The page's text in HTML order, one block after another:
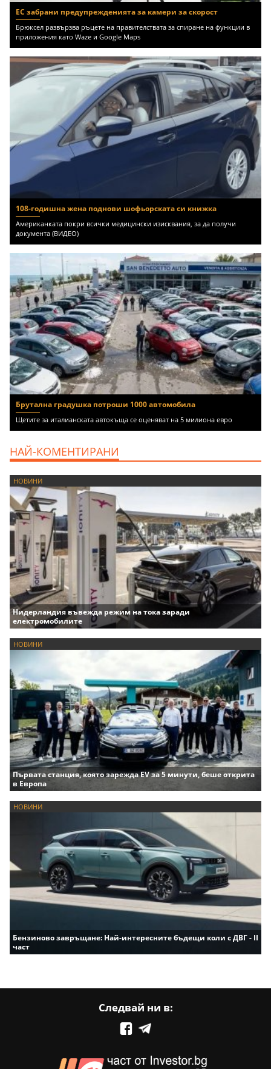
ЕС забрани предупрежденията за камери за скорост
Брюксел развързва ръцете на правителствата за спиране на функции в
приложения като Waze и Google Maps
108-годишна жена поднови шофьорската си книжка
Американката покри всички медицински изисквания, за да получи
документа (ВИДЕО)
Брутална градушка потроши 1000 автомобила
Щетите за италианската автокъща се оценяват на 5 милиона евро
НАЙ-КОМЕНТИРАНИ
НОВИНИ
Нидерландия въвежда режим на тока заради
електромобилите
НОВИНИ
Първата станция, която зарежда EV за 5 минути, беше открита
в Европа
НОВИНИ
Бензиново завръщане: Най-интересните бъдещи коли с ДВГ - II
част
Следвай ни в: